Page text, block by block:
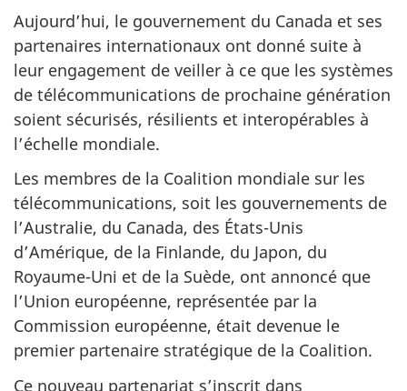
Aujourd’hui, le gouvernement du Canada et ses
partenaires internationaux ont donné suite à
leur engagement de veiller à ce que les systèmes
de télécommunications de prochaine génération
soient sécurisés, résilients et interopérables à
l’échelle mondiale.
Les membres de la Coalition mondiale sur les
télécommunications, soit les gouvernements de
l’Australie, du Canada, des États-Unis
d’Amérique, de la Finlande, du Japon, du
Royaume-Uni et de la Suède, ont annoncé que
l’Union européenne, représentée par la
Commission européenne, était devenue le
premier partenaire stratégique de la Coalition.
Ce nouveau partenariat s’inscrit dans